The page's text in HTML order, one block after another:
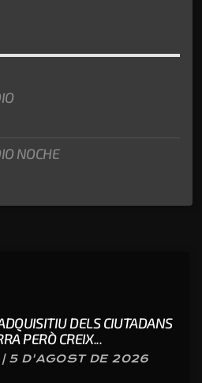
NOCHE
DELS CIUTADANS
PERÒ CREIX...
| 5 D'AGOST DE 2026